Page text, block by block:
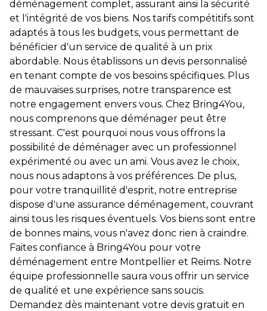
déménagement complet, assurant ainsi la sécurité
et l'intégrité de vos biens. Nos tarifs compétitifs sont
adaptés à tous les budgets, vous permettant de
bénéficier d'un service de qualité à un prix
abordable. Nous établissons un devis personnalisé
en tenant compte de vos besoins spécifiques. Plus
de mauvaises surprises, notre transparence est
notre engagement envers vous. Chez Bring4You,
nous comprenons que déménager peut être
stressant. C'est pourquoi nous vous offrons la
possibilité de déménager avec un professionnel
expérimenté ou avec un ami. Vous avez le choix,
nous nous adaptons à vos préférences. De plus,
pour votre tranquillité d'esprit, notre entreprise
dispose d'une assurance déménagement, couvrant
ainsi tous les risques éventuels. Vos biens sont entre
de bonnes mains, vous n'avez donc rien à craindre.
Faites confiance à Bring4You pour votre
déménagement entre Montpellier et Reims. Notre
équipe professionnelle saura vous offrir un service
de qualité et une expérience sans soucis.
Demandez dès maintenant votre devis gratuit en